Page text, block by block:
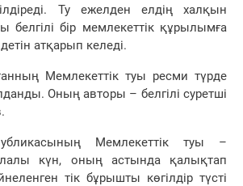
Ту ежелден елдің халқын
белгілі бір мемлекеттік құрылымға
атқарып келеді.
Мемлекеттік туы ресми түрде
Оның авторы – белгілі суретші
Мемлекеттік туы –
күн, оның астында қалықтап
тік бұрышты көгілдір түсті